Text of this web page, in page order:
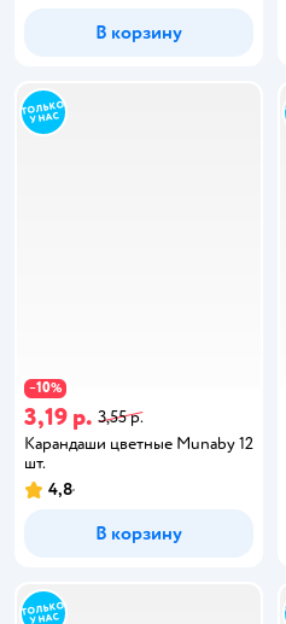
В корзину
−10%
3,19 р. 3,55 р.
Карандаши цветные Munaby 12
шт.
4,8
В корзину